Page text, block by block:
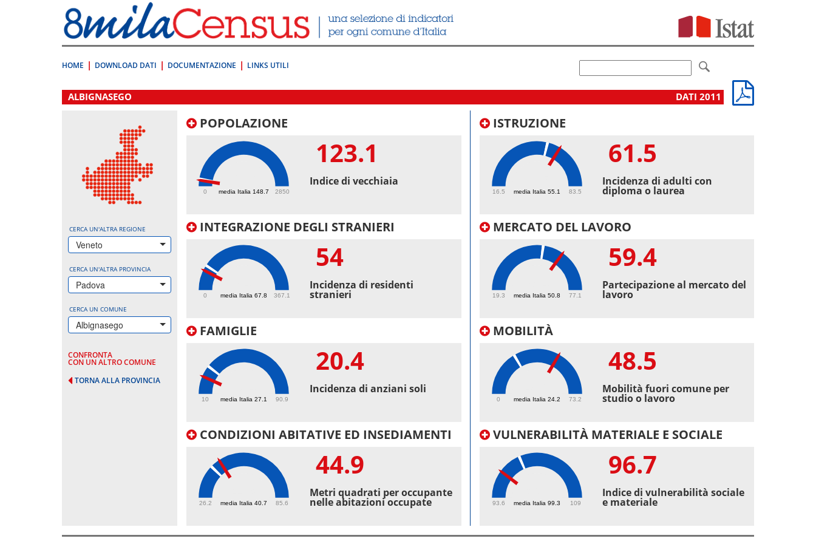
direttamente
a:
Contenuto
HOME DOWNLOAD DATI DOCUMENTAZIONE LINKS UTILI
.
ALBIGNASEGO DATI 2011
CERCA UN'ALTRA REGIONE
Veneto
CERCA UN'ALTRA PROVINCIA
Padova
CERCA UN COMUNE
Albignasego
CONFRONTA
CON UN ALTRO COMUNE
TORNA ALLA PROVINCIA
POPOLAZIONE
media Italia 148.7
0 2850
123.1
Indice di vecchiaia
INTEGRAZIONE DEGLI STRANIERI
media Italia 67.8
0 367.1
54
Incidenza di residenti
stranieri
FAMIGLIE
media Italia 27.1
10 90.9
20.4
Incidenza di anziani soli
CONDIZIONI ABITATIVE ED INSEDIAMENTI
media Italia 40.7
26.2 85.6
44.9
Metri quadrati per occupante
nelle abitazioni occupate
ISTRUZIONE
media Italia 55.1
16.5 83.5
61.5
Incidenza di adulti con
diploma o laurea
MERCATO DEL LAVORO
media Italia 50.8
19.3 77.1
59.4
Partecipazione al mercato del
lavoro
MOBILITÀ
media Italia 24.2
0 73.2
48.5
Mobilità fuori comune per
studio o lavoro
VULNERABILITÀ MATERIALE E SOCIALE
media Italia 99.3
93.6 109
96.7
Indice di vulnerabilità sociale
e materiale